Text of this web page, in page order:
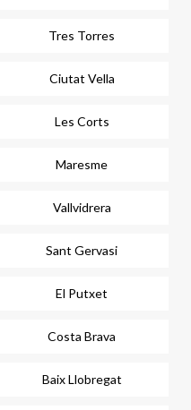
Tres Torres
Ciutat Vella
Les Corts
Maresme
Vallvidrera
Sant Gervasi
El Putxet
Costa Brava
Baix Llobregat